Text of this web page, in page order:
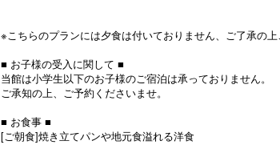
※こちらのプランには夕食は付いておりません、ご了承の上
■ お子様の受入に関して ■
当館は小学生以下のお子様のご宿泊は承っておりません。
ご承知の上、ご予約くださいませ。
■ お食事 ■
[ご朝食]焼き立てパンや地元食溢れる洋食